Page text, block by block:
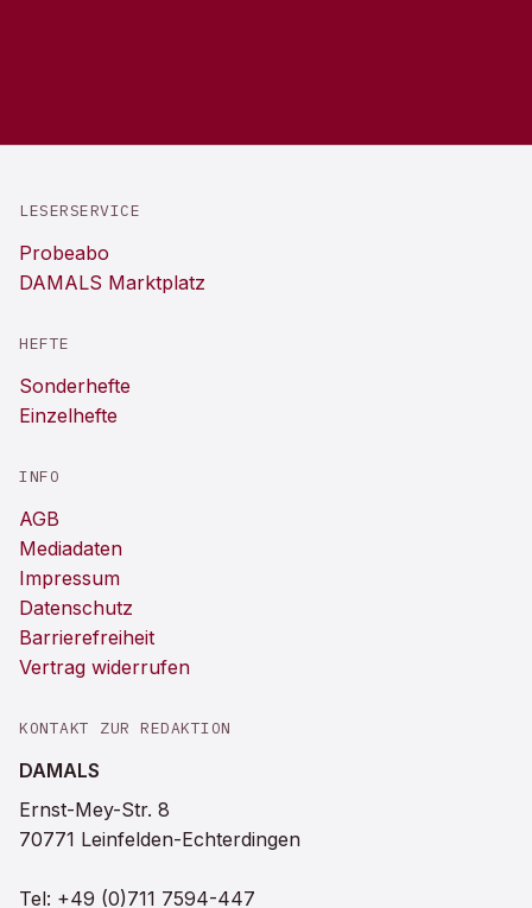
LESERSERVICE
Probeabo
DAMALS Marktplatz
HEFTE
Sonderhefte
Einzelhefte
INFO
AGB
Mediadaten
Impressum
Datenschutz
Barrierefreiheit
Vertrag widerrufen
KONTAKT ZUR REDAKTION
DAMALS
Ernst-Mey-Str. 8
70771 Leinfelden-Echterdingen
Tel: +49 (0)711 7594-447